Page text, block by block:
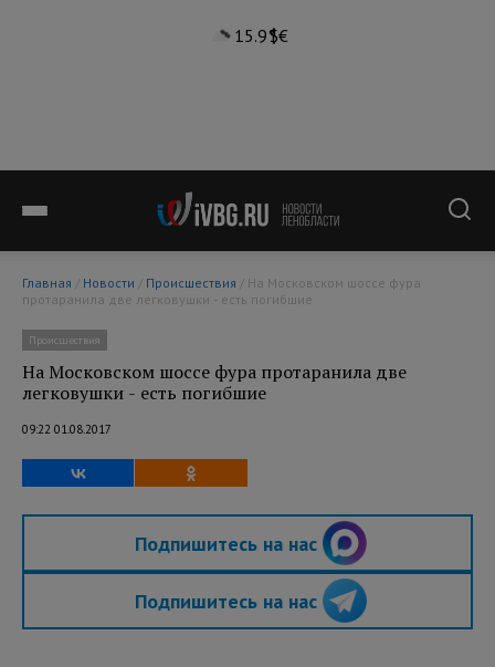
15.9°$€
Главная / Новости / Происшествия
протаранила две легковушки - есть погибшие
Происшествия
На Московском шоссе фура протаранила две
легковушки - есть погибшие
09:22 01.08.2017
Подпишитесь на нас
Подпишитесь на нас